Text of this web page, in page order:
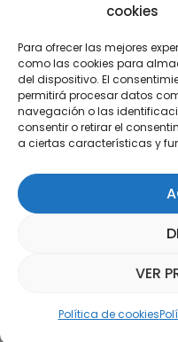
cookies
Para ofrecer las mejores
como las cookies para
del dispositivo. El
permitirá procesar datos
navegación o las
consentir o retirar el
a ciertas características y
VER
Política de cookies
Suscríbete